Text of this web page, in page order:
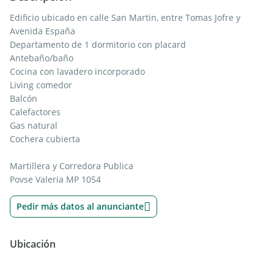
Edificio ubicado en calle San Martin, entre Tomas Jofre y
Avenida España
Departamento de 1 dormitorio con placard
Antebaño/baño
Cocina con lavadero incorporado
Living comedor
Balcón
Calefactores
Gas natural
Cochera cubierta
Martillera y Corredora Publica
Povse Valeria MP 1054
Pedir más datos al anunciante
Ubicación